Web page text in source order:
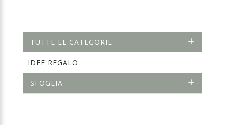
TUTTE LE CATEGORIE
IDEE REGALO
SFOGLIA